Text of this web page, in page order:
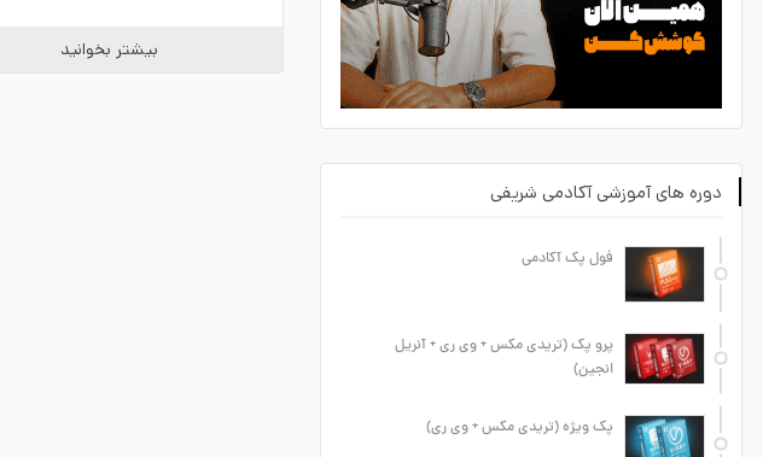
بیشتر بخوانید
دوره های آموزشی آکادمی شریفی
فول پک آکادمی
پرو پک (تریدی مکس + وی ری + آنریل
انجین)
پک ویژه (تریدی مکس + وی ری)